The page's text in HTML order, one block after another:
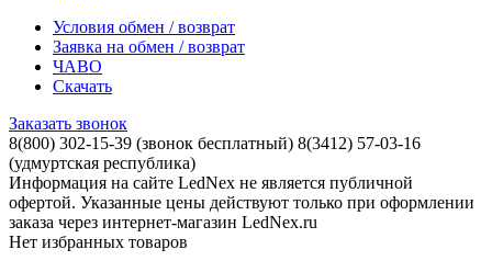
Условия обмен / возврат
Заявка на обмен / возврат
ЧАВО
Скачать
Заказать звонок
8(800) 302-15-39 (звонок бесплатный) 8(3412) 57-03-16
(удмуртская республика)
Информация на сайте LedNex не является публичной
офертой. Указанные цены действуют только при оформлении
заказа через интернет-магазин LedNex.ru
Нет избранных товаров